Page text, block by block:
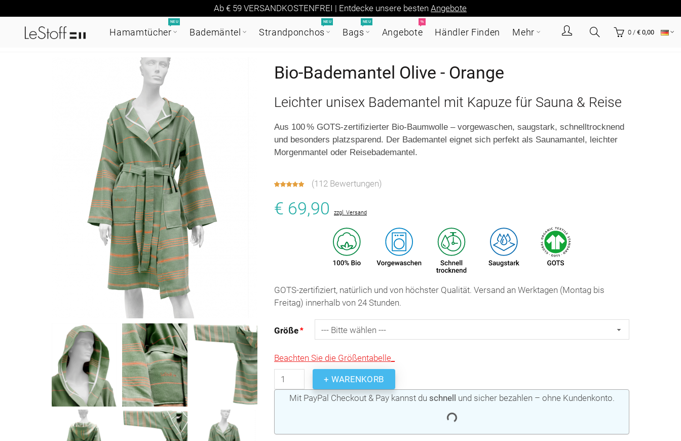
Ab € 59 VERSANDKOSTENFREI | Entdecke unsere bestenAngebote
Hamamtücher
NEU
Bademäntel Strandponchos
NEU
Bags
NEU
Angebote
%
Händler Finden Mehr 0 / € 0,00
Bio-Bademantel Olive - Orange
Leichter unisex Bademantel mit Kapuze für Sauna & Reise
Aus 100 % GOTS-zertifizierter Bio-Baumwolle – vorgewaschen, saugstark, schnelltrocknend
und besonders platzsparend. Der Bademantel eignet sich perfekt als Saunamantel, leichter
Morgenmantel oder Reisebademantel.
(112 Bewertungen)
€ 69,90 zzgl. Versand
GOTS-zertifiziert, natürlich und von höchster Qualität. Versand an Werktagen (Montag bis
Freitag) innerhalb von 24 Stunden.
Größe
Beachten Sie die Größentabelle_
+ WARENKORB
Mit PayPal Checkout & Pay kannst du schnell und sicher bezahlen – ohne Kundenkonto.